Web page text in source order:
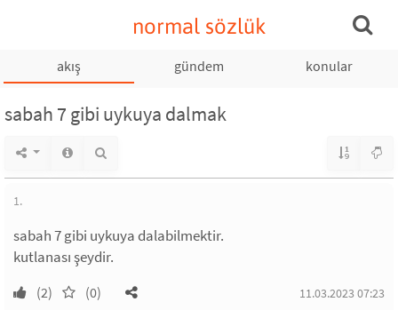
normal sözlük
akış gündem konular
sabah 7 gibi uykuya dalmak
1.
sabah 7 gibi uykuya dalabilmektir.
kutlanası şeydir.
(2) (0) 11.03.2023 07:23